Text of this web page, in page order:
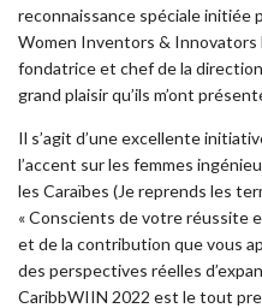
reconnaissance spéciale initiée
Women Inventors &
fondatrice et chef de la
grand plaisir qu’ils m’ont
Il s’agit d’une excellente
l’accent sur les femmes
les Caraïbes (Je reprends les
« Conscients de votre réussite
et de la contribution que vous
des perspectives réelles
CaribbWIIN 2022 est le tout